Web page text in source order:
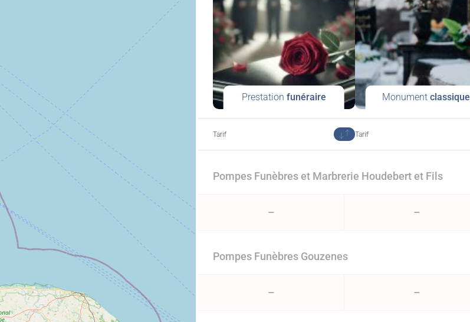
Prestation funéraire Monument classique
Tarif Tarif
Pompes Funèbres et Marbrerie Houdebert et Fils
– –
Pompes Funèbres Gouzenes
– –